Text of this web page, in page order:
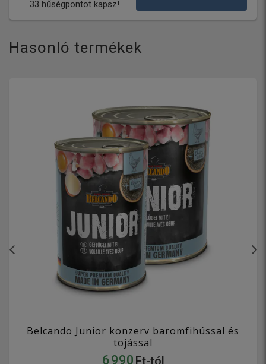
33 hűségpontot kapsz!
Hasonló termékek
Belcando Junior konzerv baromfihússal és
tojással
6 990